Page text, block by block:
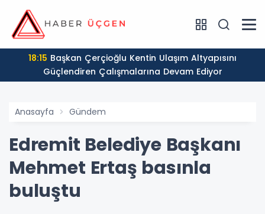
18:15
Güçlendiren Çalışmalarına Devam Ediyor
Anasayfa Gündem
Edremit Belediye Başkanı
Mehmet Ertaş basınla
buluştu